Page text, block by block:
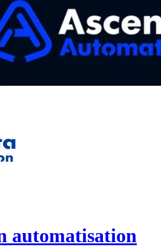
automatisation